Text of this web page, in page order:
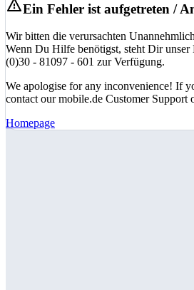
Ein Fehler ist aufgetreten /
Wir bitten die verursachten
Wenn Du Hilfe benötigst, steht Dir unser
(0)30 - 81097 - 601 zur Verfügung.
We apologise for any inconvenience! If
contact our mobile.de Customer Support
Homepage